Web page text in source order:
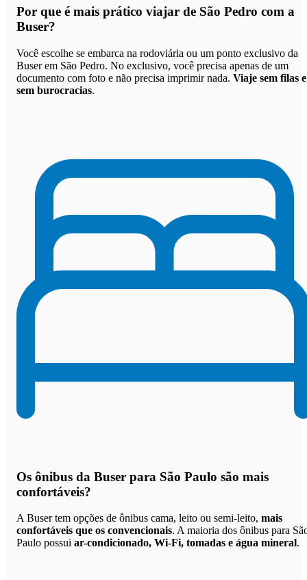
Por que é mais prático viajar de São Pedro com a
Buser?
Você escolhe se embarca na rodoviária ou um ponto exclusivo da
Buser em São Pedro. No exclusivo, você precisa apenas de um
documento com foto e não precisa imprimir nada. Viaje sem filas e
sem burocracias.
Os ônibus da Buser para São Paulo são mais
confortáveis?
A Buser tem opções de ônibus cama, leito ou semi-leito, mais
confortáveis que os convencionais. A maioria dos ônibus para
Paulo possui ar-condicionado, Wi-Fi, tomadas e água mineral.